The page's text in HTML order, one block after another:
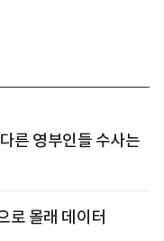
른 영부인들 수사는
로 몰래 데이터